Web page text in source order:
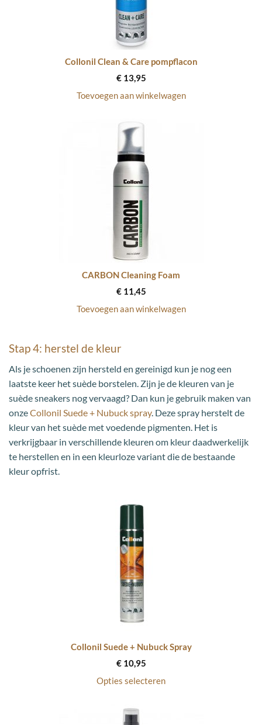
Collonil Clean & Care pompflacon
€13,95
Toevoegen aan winkelwagen
CARBON Cleaning Foam
€11,45
Toevoegen aan winkelwagen
Stap 4: herstel de kleur
Als je schoenen zijn hersteld en gereinigd kun je nog een
laatste keer het suède borstelen. Zijn je de kleuren van je
suède sneakers nog vervaagd? Dan kun je gebruik maken van
onzeCollonil Suede + Nubuck spray. Deze spray herstelt de
kleur van het suède met voedende pigmenten. Het is
verkrijgbaar in verschillende kleuren om kleur daadwerkelijk
te herstellen en in een kleurloze variant die de bestaande
kleur opfrist.
Collonil Suede + Nubuck Spray
€10,95
Opties selecteren